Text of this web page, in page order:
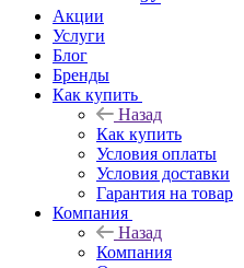
Акции
Услуги
Блог
Бренды
Как купить
Назад
Как купить
Условия оплаты
Условия доставки
Гарантия на товар
Компания
Назад
Компания